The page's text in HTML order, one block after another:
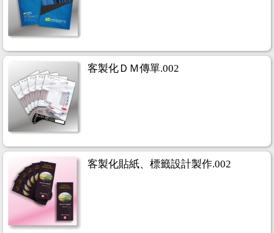
客製化ＤＭ傳單.002
客製化貼紙、標籤設計製作.002